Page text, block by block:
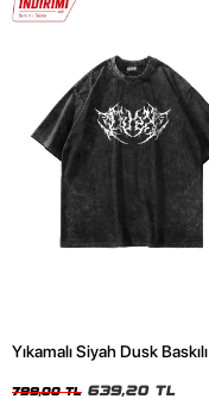
Yıkamalı Siyah Dusk Baskılı
799,00 TL 639,20 TL